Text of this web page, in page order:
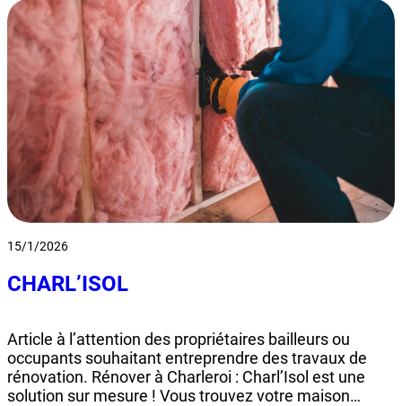
Rénopack & Rénoprêt Rénopack Financement
combiné comprenant…
15/1/2026
CHARL’ISOL
Article à l’attention des propriétaires bailleurs ou
occupants souhaitant entreprendre des travaux de
rénovation. Rénover à Charleroi : Charl’Isol est une
solution sur mesure ! Vous trouvez votre maison